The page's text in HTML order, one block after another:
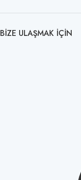
BIZE ULAŞMAK IÇIN